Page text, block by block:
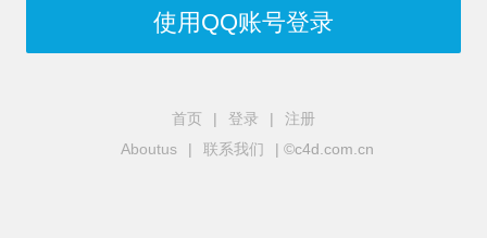
使用QQ账号登录
首页 | 登录 |
注册
Aboutus
| 联系我们 | ©c4d.com.cn